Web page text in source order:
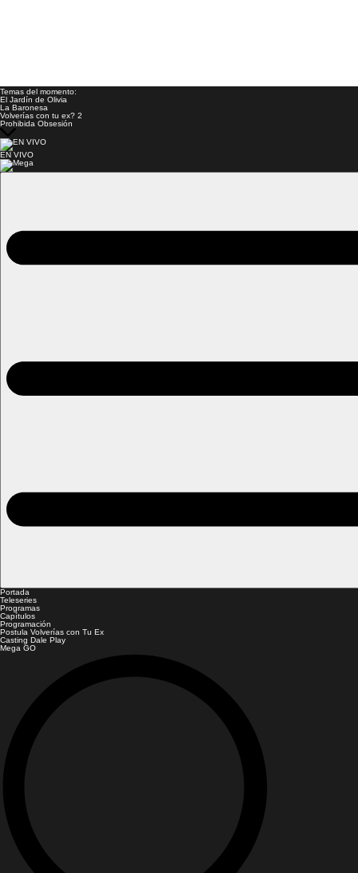
Temas del momento:
El Jardín de Olivia
La Baronesa
Volverías con tu ex? 2
Prohibida Obsesión
EN VIVO
Portada
Teleseries
Programas
Capítulos
Programación
Postula Volverías con Tu Ex
Casting Dale Play
Mega GO